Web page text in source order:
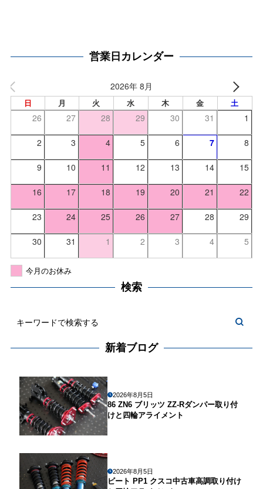
営業日カレンダー
2026年 8月
日 月 火 水 木 金 土
26 27 28 29 30 31 1
2 3 4 5 6 7 8
9 10 11 12 13 14 15
16 17 18 19 20 21 22
23 24 25 26 27 28 29
30 31 1 2 3 4 5
今月のお休み
検索
新着ブログ
2026年8月5日
86 ZN6 ブリッツ ZZ-Rダンパー取り付
けと四輪アライメント
2026年8月5日
ビート PP1 クスコ中古車高調取り付け